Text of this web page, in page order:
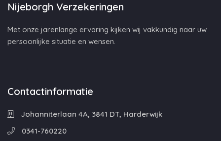
Nijeborgh Verzekeringen
Met onze jarenlange ervaring kijken wij vakkundig naar uw
persoonlijke situatie en wensen.
Contactinformatie
Johanniterlaan 4A, 3841 DT, Harderwijk
0341-760220